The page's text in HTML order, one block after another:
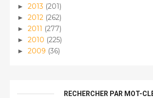
► 2013 (201)
► 2012 (262)
► 2011 (277)
► 2010 (225)
► 2009 (36)
RECHERCHER PAR MOT-